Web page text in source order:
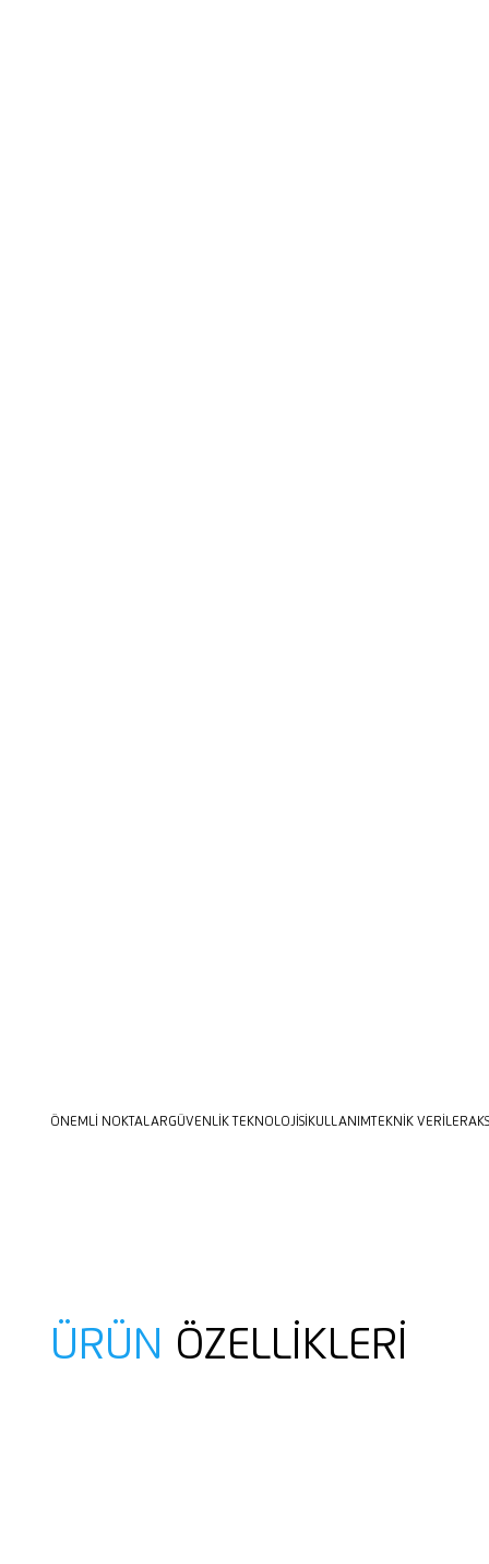
ÖNEMLI NOKTALARGÜVENLIK TEKNOLOJISI KULLANIM TEKNIK VERILER
ÜRÜN ÖZELLIKLERI